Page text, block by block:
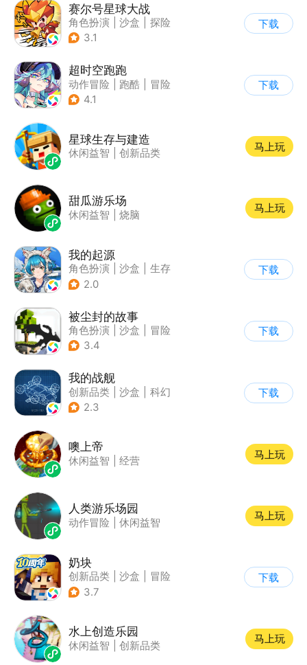
赛尔号星球大战
角色扮演 沙盒
探险
| 赛尔号
3.1
下载
超时空跑跑
动作冒险 跑酷
冒险
| 沙盒
4.1
下载
星球生存与建造
休闲益智 创新品类
马上玩
甜瓜游乐场
休闲益智 烧脑
马上玩
我的起源
角色扮演 沙盒
生存
| 开放世界
2.0
下载
被尘封的故事
角色扮演 沙盒
冒险
| 开放世界
3.4
下载
我的战舰
创新品类 沙盒
科幻
| 开放世界
2.3
下载
噢上帝
休闲益智 经营
马上玩
人类游乐场园
动作冒险 休闲益智
马上玩
奶块
创新品类 沙盒
冒险
| 开放世界
3.7
下载
水上创造乐园
休闲益智 创新品类
马上玩